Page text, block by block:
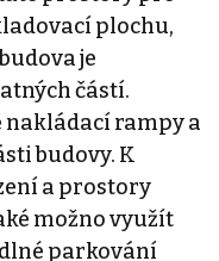
plochu,
je
částí.
nakládací rampy a
budovy. K
a prostory
možno využít
parkování